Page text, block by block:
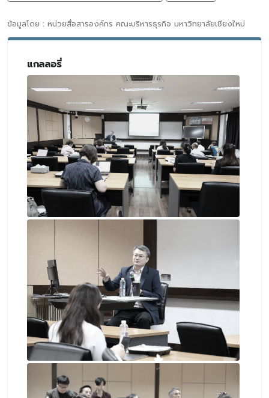
ข้อมูลโดย : หน่วยสื่อสารองค์กร คณะบริหารธุรกิจ มหาวิทยาลัยเชียงใหม่
แกลลอรี่